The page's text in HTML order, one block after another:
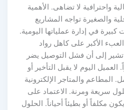
واحترافية لا تضاهى. الأهمية
والصغيرة تواجه المشاريع
في إدارة عملياتها اليومية.
الأكبر على كاهل رواد
تشير إلى أن فشل التوصيل يضر
العميل اليوم لا يقبل التأخير أو
المطاعم والمتاجر الإلكترونية
سريعة ومرنة. الاعتماد على
مكلفاً أو بطيئاً أحياناً. الحلول